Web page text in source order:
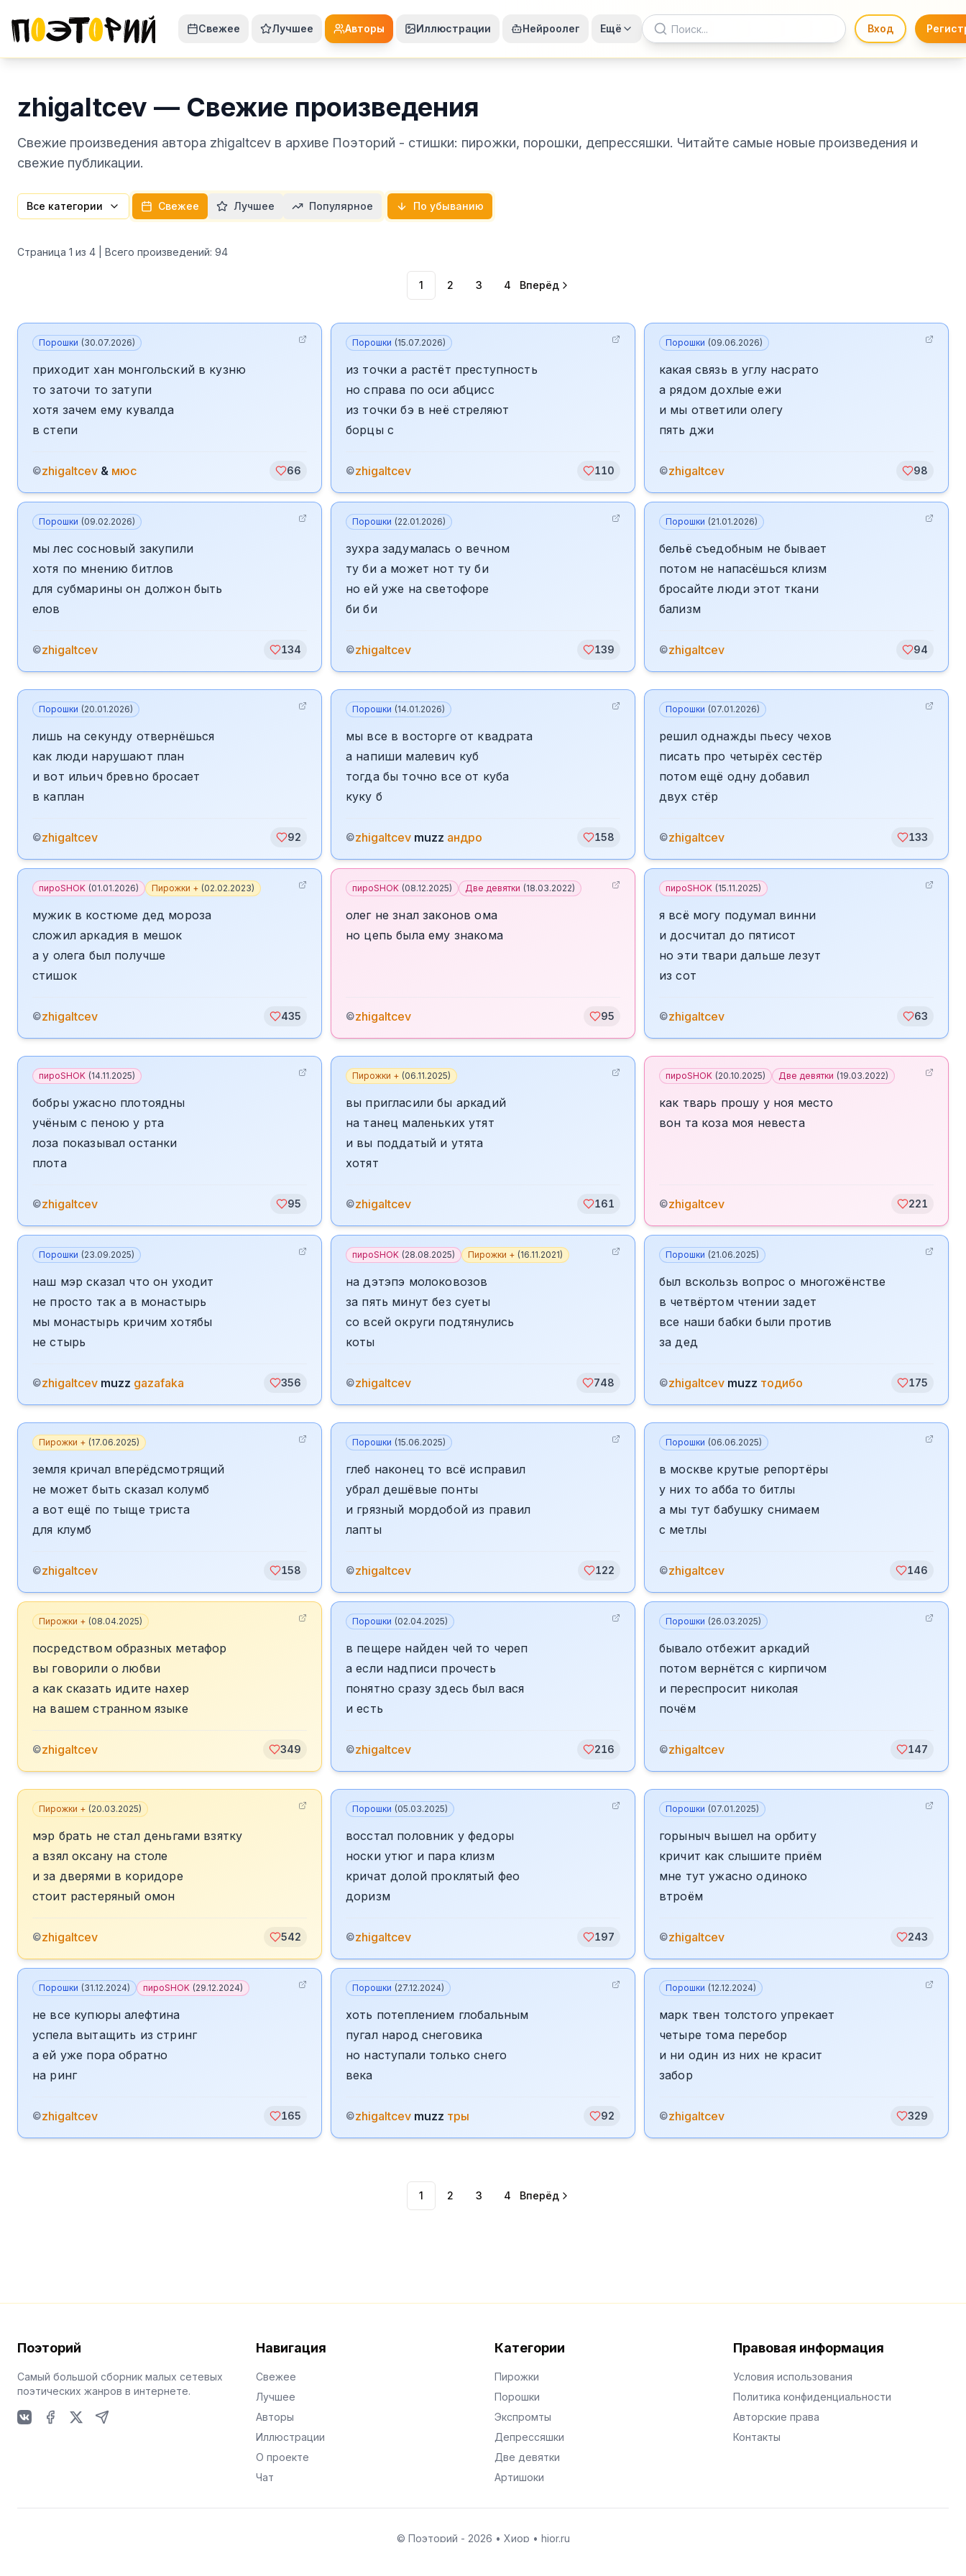
Свежее Лучшее Авторы Иллюстрации Нейроолег Ещё Вход
zhigaltcev — Свежие произведения
Свежие произведения автора zhigaltcev в архиве Поэторий - стишки: пирожки, порошки, депрессяшки. Читайте самые новые произведения и
свежие публикации.
Все категории Свежее Лучшее Популярное По убыванию
Страница 1 из 4 | Всего произведений: 94
1 2 3 4 Вперёд
Порошки (30.07.2026)
приходит хан монгольский в кузню
то заточи то затупи
хотя зачем ему кувалда
в степи
©zhigaltcev & мюс 66
Порошки (15.07.2026)
из точки а растёт преступность
но справа по оси абцисс
из точки бэ в неё стреляют
борцы с
©zhigaltcev 110
Порошки (09.06.2026)
какая связь в углу насрато
а рядом дохлые ежи
и мы ответили олегу
пять джи
©zhigaltcev 98
Порошки (09.02.2026)
мы лес сосновый закупили
хотя по мнению битлов
для субмарины он должон быть
елов
©zhigaltcev 134
Порошки (22.01.2026)
зухра задумалась о вечном
ту би а может нот ту би
но ей уже на светофоре
би би
©zhigaltcev 139
Порошки (21.01.2026)
бельё съедобным не бывает
потом не напасёшься клизм
бросайте люди этот ткани
бализм
©zhigaltcev 94
Порошки (20.01.2026)
лишь на секунду отвернёшься
как люди нарушают план
и вот ильич бревно бросает
в каплан
©zhigaltcev 92
Порошки (14.01.2026)
мы все в восторге от квадрата
а напиши малевич куб
тогда бы точно все от куба
куку б
©zhigaltcev muzz андро 158
Порошки (07.01.2026)
решил однажды пьесу чехов
писать про четырёх сестёр
потом ещё одну добавил
двух стёр
©zhigaltcev 133
пироSHOK (01.01.2026) Пирожки + (02.02.2023)
мужик в костюме дед мороза
сложил аркадия в мешок
а у олега был получше
стишок
©zhigaltcev 435
пироSHOK (08.12.2025) Две девятки (18.03.2022)
олег не знал законов ома
но цепь была ему знакома
©zhigaltcev 95
пироSHOK (15.11.2025)
я всё могу подумал винни
и досчитал до пятисот
но эти твари дальше лезут
из сот
©zhigaltcev 63
пироSHOK (14.11.2025)
бобры ужасно плотоядны
учёным с пеною у рта
лоза показывал останки
плота
©zhigaltcev 95
Пирожки + (06.11.2025)
вы пригласили бы аркадий
на танец маленьких утят
и вы поддатый и утята
хотят
©zhigaltcev 161
пироSHOK (20.10.2025) Две девятки (19.03.2022)
как тварь прошу у ноя место
вон та коза моя невеста
©zhigaltcev 221
Порошки (23.09.2025)
наш мэр сказал что он уходит
не просто так а в монастырь
мы монастырь кричим хотябы
не стырь
©zhigaltcev muzz gazafaka 356
пироSHOK (28.08.2025) Пирожки + (16.11.2021)
на дэтэпэ молоковозов
за пять минут без суеты
со всей округи подтянулись
коты
©zhigaltcev 748
Порошки (21.06.2025)
был вскользь вопрос о многожёнстве
в четвёртом чтении задет
все наши бабки были против
за дед
©zhigaltcev muzz тодибо 175
Пирожки + (17.06.2025)
земля кричал вперёдсмотрящий
не может быть сказал колумб
а вот ещё по тыще триста
для клумб
©zhigaltcev 158
Порошки (15.06.2025)
глеб наконец то всё исправил
убрал дешёвые понты
и грязный мордобой из правил
лапты
©zhigaltcev 122
Порошки (06.06.2025)
в москве крутые репортёры
у них то абба то битлы
а мы тут бабушку снимаем
с метлы
©zhigaltcev 146
Пирожки + (08.04.2025)
посредством образных метафор
вы говорили о любви
а как сказать идите нахер
на вашем странном языке
©zhigaltcev 349
Порошки (02.04.2025)
в пещере найден чей то череп
а если надписи прочесть
понятно сразу здесь был вася
и есть
©zhigaltcev 216
Порошки (26.03.2025)
бывало отбежит аркадий
потом вернётся с кирпичом
и переспросит николая
почём
©zhigaltcev 147
Пирожки + (20.03.2025)
мэр брать не стал деньгами взятку
а взял оксану на столе
и за дверями в коридоре
стоит растеряный омон
©zhigaltcev 542
Порошки (05.03.2025)
восстал половник у федоры
носки утюг и пара клизм
кричат долой проклятый фео
доризм
©zhigaltcev 197
Порошки (07.01.2025)
горыныч вышел на орбиту
кричит как слышите приём
мне тут ужасно одиноко
втроём
©zhigaltcev 243
Порошки (31.12.2024) пироSHOK (29.12.2024)
не все купюры алефтина
успела вытащить из стринг
а ей уже пора обратно
на ринг
©zhigaltcev 165
Порошки (27.12.2024)
хоть потеплением глобальным
пугал народ снеговика
но наступали только снего
века
©zhigaltcev muzz тры 92
Порошки (12.12.2024)
марк твен толстого упрекает
четыре тома перебор
и ни один из них не красит
забор
©zhigaltcev 329
1 2 3 4 Вперёд
Поэторий
Самый большой сборник малых сетевых
поэтических жанров в интернете.
Навигация
Свежее
Лучшее
Авторы
Иллюстрации
О проекте
Чат
Категории
Пирожки
Порошки
Экспромты
Депрессяшки
Две девятки
Артишоки
Правовая информация
Условия использования
Политика конфиденциальности
Авторские права
Контакты
© Поэторий - 2026 • Хиор • hior.ru